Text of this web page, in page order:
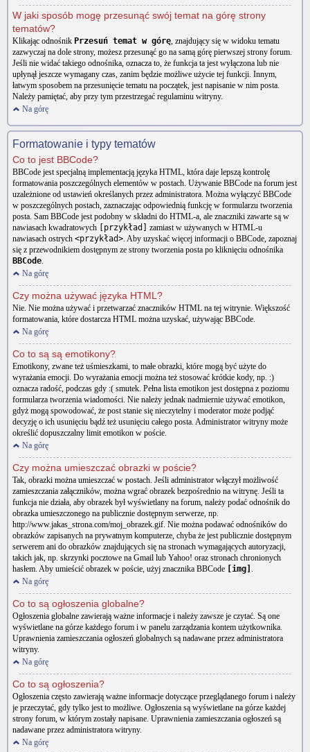
W jaki sposób mogę przesunąć swój temat na górę strony
tematów?
Klikając odnośnik Przesuń temat w górę, znajdujący się w widoku tematu
zazwyczaj na dole strony, możesz przesunąć go na samą górę pierwszej strony forum.
Jeśli nie widać takiego odnośnika, oznacza to, że funkcja ta jest wyłączona lub nie
upłynął jeszcze wymagany czas, zanim będzie możliwe użycie tej funkcji. Innym,
łatwym sposobem na przesunięcie tematu na początek, jest napisanie w nim posta.
Należy pamiętać, aby przy tym przestrzegać regulaminu witryny.
Na górę
Formatowanie i typy tematów
Co to jest BBCode?
BBCode jest specjalną implementacją języka HTML, która daje lepszą kontrolę
formatowania poszczególnych elementów w postach. Używanie BBCode na forum jest
uzależnione od ustawień określanych przez administratora. Można wyłączyć BBCode
w poszczególnych postach, zaznaczając odpowiednią funkcję w formularzu tworzenia
posta. Sam BBCode jest podobny w składni do HTML-a, ale znaczniki zawarte są w
nawiasach kwadratowych
[przykład]
zamiast w używanych w HTML-u
nawiasach ostrych <przykład>. Aby uzyskać więcej informacji o BBCode, zapoznaj
się z przewodnikiem dostępnym ze strony tworzenia posta po kliknięciu odnośnika
BBCode.
Na górę
Czy można używać języka HTML?
Nie. Nie można używać i przetwarzać znaczników HTML na tej witrynie. Większość
formatowania, które dostarcza HTML można uzyskać, używając BBCode.
Na górę
Co to są są emotikony?
Emotikony, zwane też uśmieszkami, to małe obrazki, które mogą być użyte do
wyrażania emocji. Do wyrażania emocji można też stosować krótkie kody, np. :)
oznacza radość, podczas gdy :( smutek. Pełna lista emotikon jest dostępna z poziomu
formularza tworzenia wiadomości. Nie należy jednak nadmiernie używać emotikon,
gdyż mogą spowodować, że post stanie się nieczytelny i moderator może podjąć
decyzję o ich usunięciu bądź też usunięciu całego posta. Administrator witryny może
określić dopuszczalny limit emotikon w poście.
Na górę
Czy można umieszczać obrazki w poście?
Tak, obrazki można umieszczać w postach. Jeśli administrator włączył możliwość
zamieszczania załączników, można wgrać obrazek bezpośrednio na witrynę. Jeśli ta
funkcja nie działa, aby obrazek był wyświetlany na forum, należy podać odnośnik do
obrazka umieszczonego na publicznie dostępnym serwerze, np.
http://www.jakas_strona.com/moj_obrazek.gif. Nie można podawać odnośników do
obrazków zapisanych na prywatnym komputerze, chyba że jest publicznie dostępnym
serwerem ani do obrazków znajdujących się na stronach wymagających autoryzacji,
takich jak, np. skrzynki pocztowe na Gmail lub Yahoo! oraz stronach chronionych
hasłem. Aby umieścić obrazek w poście, użyj znacznika BBCode
[img] .
Na górę
Co to są ogłoszenia globalne?
Ogłoszenia globalne zawierają ważne informacje i należy zawsze je czytać. Są one
wyświetlane na górze każdego forum i w panelu zarządzania kontem użytkownika.
Uprawnienia zamieszczania ogłoszeń globalnych są nadawane przez administratora
witryny.
Na górę
Co to są ogłoszenia?
Ogłoszenia często zawierają ważne informacje dotyczące przeglądanego forum i należy
je przeczytać, gdy tylko jest to możliwe. Ogłoszenia są wyświetlane na górze każdej
strony forum, w którym zostały napisane. Uprawnienia zamieszczania ogłoszeń są
nadawane przez administratora witryny.
Na górę